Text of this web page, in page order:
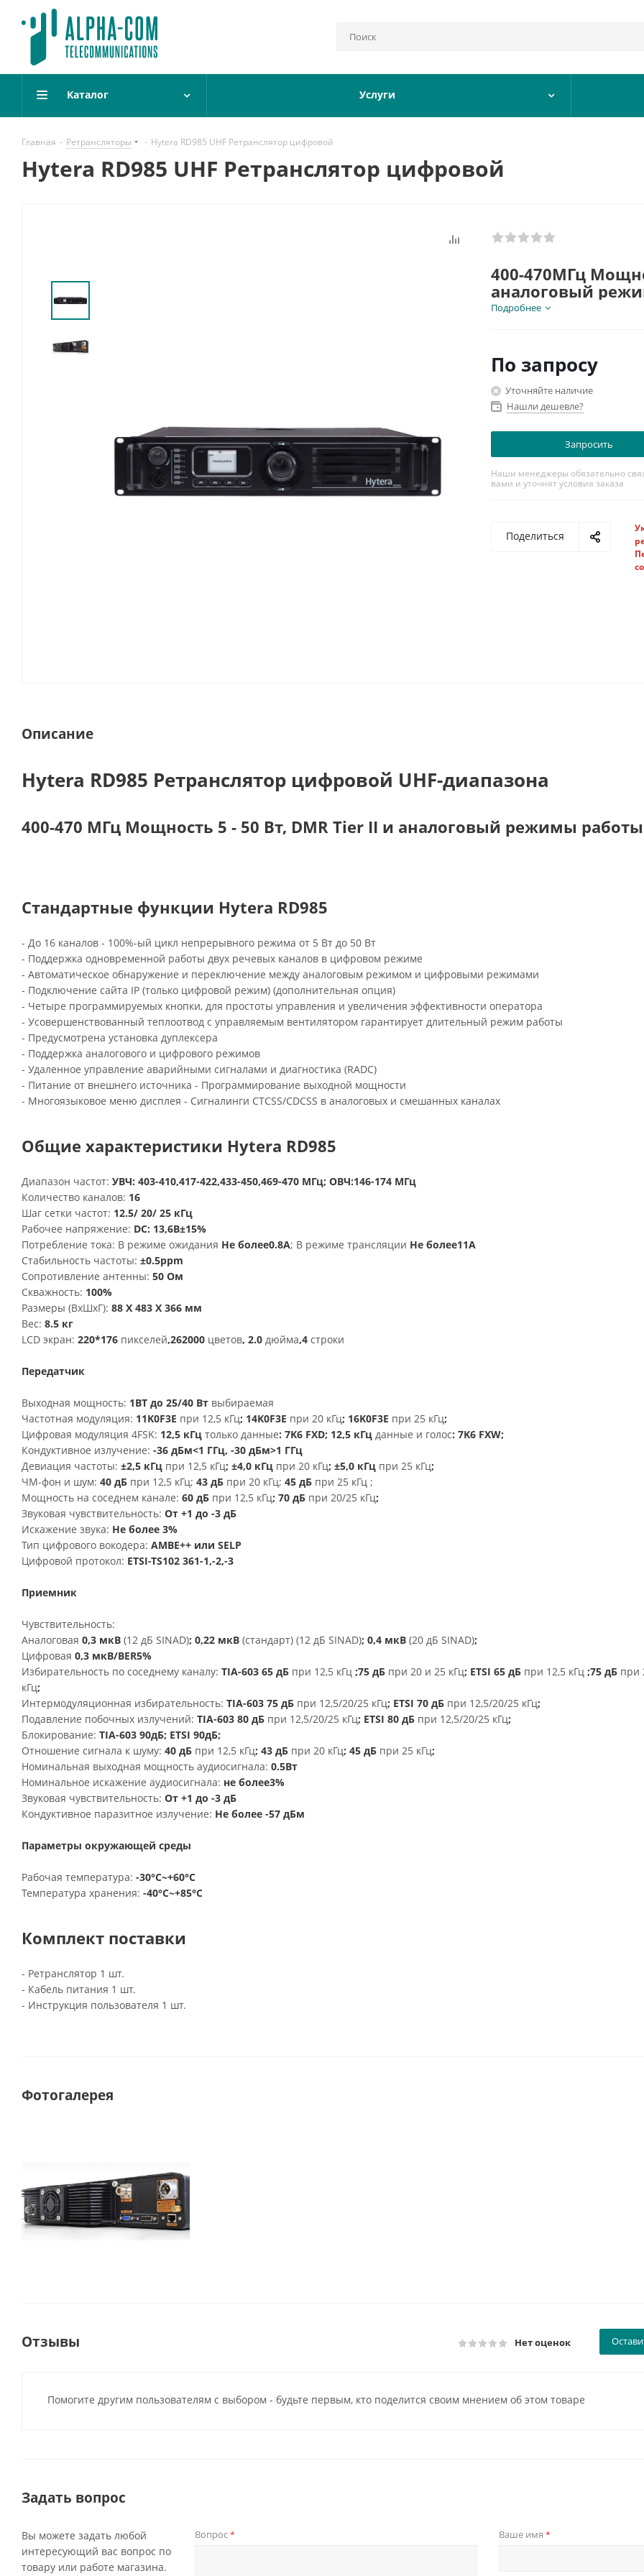
Каталог Услуги
Главная - Ретрансляторы - Hytera RD985 UHF Ретранслятор цифровой
Hytera RD985 UHF Ретранслятор цифровой
400-470МГц Мощность 5 - 50 Вт, DMR Tier II и
аналоговый
Подробнее
По запросу
Уточняйте наличие
Нашли дешевле?
Запросить
Наши менеджеры обязательно
вами и уточнят условия заказа
Поделиться
Описание
Hytera RD985 Ретранслятор цифровой UHF-диапазона
400-470 МГц Мощность 5 - 50 Вт, DMR Tier II и аналоговый режимы работы
Стандартные функции Hytera RD985
- До 16 каналов - 100%-ый цикл непрерывного режима от 5 Вт до 50 Вт
- Поддержка одновременной работы двух речевых каналов в цифровом режиме
- Автоматическое обнаружение и переключение между аналоговым режимом и цифровыми режимами
- Подключение сайта IP (только цифровой режим) (дополнительная опция)
- Четыре программируемых кнопки, для простоты управления и увеличения эффективности оператора
- Усовершенствованный теплоотвод с управляемым вентилятором гарантирует длительный режим работы
- Предусмотрена установка дуплексера
- Поддержка аналогового и цифрового режимов
- Удаленное управление аварийными сигналами и диагностика (RADC)
- Питание от внешнего источника - Программирование выходной мощности
- Многоязыковое меню дисплея - Сигналинги CTCSS/CDCSS в аналоговых и смешанных каналах
Общие характеристики Hytera RD985
Диапазон частот: УВЧ: 403-410,417-422,433-450,469-470 МГц; ОВЧ:146-174 МГц
Количество каналов: 16
Шаг сетки частот: 12.5/ 20/ 25 кГц
Рабочее напряжение: DC: 13,6В±15%
Потребление тока: В режиме ожидания Не более0.8A; В режиме трансляции Не более11A
Стабильность частоты: ±0.5ppm
Сопротивление антенны: 50 Ом
Скважность: 100%
Размеры (ВxШxГ): 88 X 483 X 366 мм
Вес: 8.5 кг
LCD экран: 220*176 пикселей,262000 цветов, 2.0 дюйма,4 строки
Передатчик
Выходная мощность: 1ВТ до 25/40 Вт выбираемая
Частотная модуляция: 11K0F3E при 12,5 кГц; 14K0F3E при 20 кГц; 16K0F3E при 25 кГц;
Цифровая модуляция 4FSK: 12,5 кГц только данные: 7K6 FXD; 12,5 кГц данные и голос: 7K6 FXW;
Кондуктивное излучение: -36 дБм<1 ГГц, -30 дБм>1 ГГц
Девиация частоты: ±2,5 кГц при 12,5 кГц; ±4,0 кГц при 20 кГц; ±5,0 кГц при 25 кГц;
ЧМ-фон и шум: 40 дБ при 12,5 кГц; 43 дБ при 20 кГц; 45 дБ при 25 кГц ;
Мощность на соседнем канале: 60 дБ при 12,5 кГц; 70 дБ при 20/25 кГц;
Звуковая чувствительность: От +1 до -3 дБ
Искажение звука: Не более 3%
Тип цифрового вокодера: AMBE++ или SELP
Цифровой протокол: ETSI-TS102 361-1,-2,-3
Приемник
Чувствительность:
Аналоговая 0,3 мкВ (12 дБ SINAD); 0,22 мкВ (стандарт) (12 дБ SINAD); 0,4 мкВ (20 дБ SINAD);
Цифровая 0,3 мкВ/BER5%
Избирательность по соседнему каналу: TIA-603 65 дБ при 12,5 кГц ;75 дБ при 20 и 25 кГц; ETSI 65 дБ при 12,5 кГц ;75 дБ при
кГц;
Интермодуляционная избирательность: TIA-603 75 дБ при 12,5/20/25 кГц; ETSI 70 дБ при 12,5/20/25 кГц;
Подавление побочных излучений: TIA-603 80 дБ при 12,5/20/25 кГц; ETSI 80 дБ при 12,5/20/25 кГц;
Блокирование: TIA-603 90дБ; ETSI 90дБ;
Отношение сигнала к шуму: 40 дБ при 12,5 кГц; 43 дБ при 20 кГц; 45 дБ при 25 кГц;
Номинальная выходная мощность аудиосигнала: 0.5Вт
Номинальное искажение аудиосигнала: не более3%
Звуковая чувствительность: От +1 до -3 дБ
Кондуктивное паразитное излучение: Не более -57 дБм
Параметры окружающей среды
Рабочая температура: -30°C~+60°C
Температура хранения: -40°C~+85°C
Комплект поставки
- Ретранслятор 1 шт.
- Кабель питания 1 шт.
- Инструкция пользователя 1 шт.
Фотогалерея
Отзывы Нет оценок
Помогите другим пользователям с выбором - будьте первым, кто поделится своим мнением об этом товаре
Задать вопрос
Вы можете задать любой
интересующий вас вопрос по
товару или работе магазина.
Вопрос* Ваше имя *